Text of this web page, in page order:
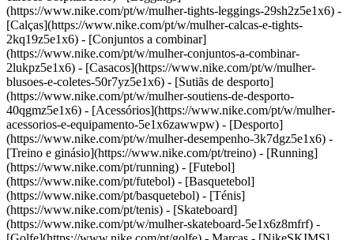
(https://www.nike.com/pt/w/mulher-tights-leggings-29sh2z5e1x6) -
[Calças](https://www.nike.com/pt/w/mulher-calcas-e-tights-
2kq19z5e1x6) - [Conjuntos a combinar]
(https://www.nike.com/pt/w/mulher-conjuntos-a-combinar-
2lukpz5e1x6) - [Casacos](https://www.nike.com/pt/w/mulher-
blusoes-e-coletes-50r7yz5e1x6) - [Sutiãs de desporto]
(https://www.nike.com/pt/w/mulher-soutiens-de-desporto-
40qgmz5e1x6) - [Acessórios](https://www.nike.com/pt/w/mulher-
acessorios-e-equipamento-5e1x6zawwpw) - [Desporto]
(https://www.nike.com/pt/w/mulher-desempenho-3k7dgz5e1x6) -
[Treino e ginásio](https://www.nike.com/pt/treino) - [Running]
(https://www.nike.com/pt/running) - [Futebol]
(https://www.nike.com/pt/futebol) - [Basquetebol]
(https://www.nike.com/pt/basquetebol) - [Ténis]
(https://www.nike.com/pt/tenis) - [Skateboard]
(https://www.nike.com/pt/w/mulher-skateboard-5e1x6z8mfrf) -